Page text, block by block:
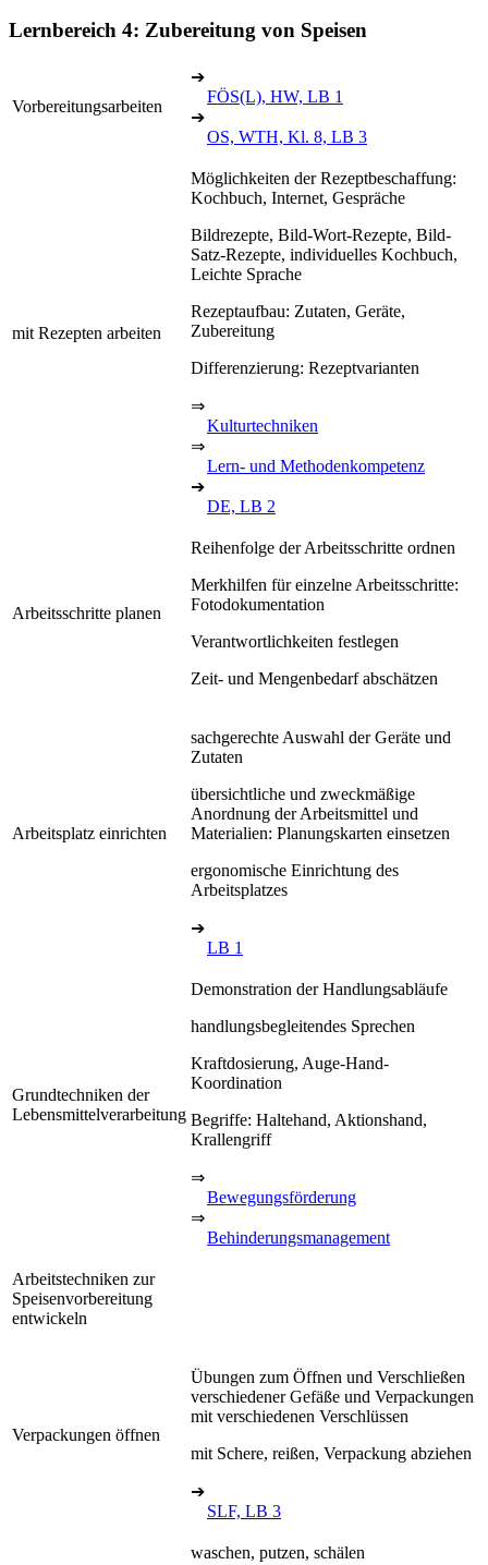
Lernbereich 4: Zubereitung von Speisen
Vorbereitungsarbeiten
➔
FÖS(L), HW, LB 1
➔
OS, WTH, Kl. 8, LB 3
mit Rezepten arbeiten
Möglichkeiten der Rezeptbeschaffung:
Kochbuch, Internet, Gespräche
Bildrezepte, Bild-Wort-Rezepte, Bild-
Satz-Rezepte, individuelles Kochbuch,
Leichte Sprache
Rezeptaufbau: Zutaten, Geräte,
Zubereitung
Differenzierung: Rezeptvarianten
⇒
Kulturtechniken
⇒
Lern- und Methodenkompetenz
➔
DE, LB 2
Arbeitsschritte planen
Reihenfolge der Arbeitsschritte ordnen
Merkhilfen für einzelne Arbeitsschritte:
Fotodokumentation
Verantwortlichkeiten festlegen
Zeit- und Mengenbedarf abschätzen
Arbeitsplatz einrichten
sachgerechte Auswahl der Geräte und
Zutaten
übersichtliche und zweckmäßige
Anordnung der Arbeitsmittel und
Materialien: Planungskarten einsetzen
ergonomische Einrichtung des
Arbeitsplatzes
➔
LB 1
Grundtechniken der
Lebensmittelverarbeitung
Demonstration der Handlungsabläufe
handlungsbegleitendes Sprechen
Kraftdosierung, Auge-Hand-
Koordination
Begriffe: Haltehand, Aktionshand,
Krallengriff
⇒
Bewegungsförderung
⇒
Behinderungsmanagement
Arbeitstechniken zur
Speisenvorbereitung
entwickeln
Verpackungen öffnen
Übungen zum Öffnen und Verschließen
verschiedener Gefäße und Verpackungen
mit verschiedenen Verschlüssen
mit Schere, reißen, Verpackung abziehen
➔
SLF, LB 3
waschen, putzen, schälen